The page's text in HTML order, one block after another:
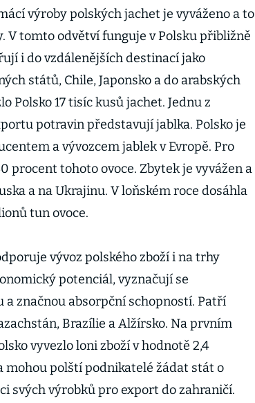
výroby polských jachet je vyváženo a to
V tomto odvětví funguje v Polsku přibližně
i do vzdálenějších destinací jako
států, Chile, Japonsko a do arabských
Polsko 17 tisíc kusů jachet. Jednu z
potravin představují jablka. Polsko je
a vývozcem jablek v Evropě. Pro
procent tohoto ovoce. Zbytek je vyvážen a
a na Ukrajinu. V loňském roce dosáhla
tun ovoce.
vývoz polského zboží i na trhy
potenciál, vyznačují se
značnou absorpční schopností. Patří
Brazílie a Alžírsko. Na prvním
vyvezlo loni zboží v hodnotě 2,4
mohou polští podnikatelé žádat stát o
svých výrobků pro export do zahraničí.